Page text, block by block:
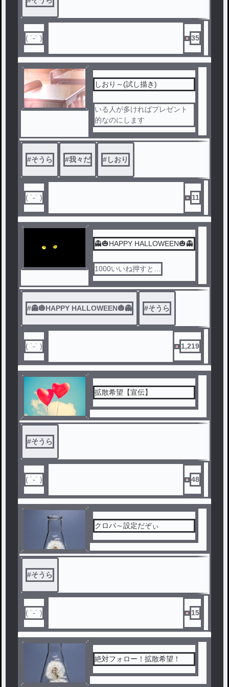
( ˙-˙ ) 35
しおり～(試し描き)
いる人が多ければプレゼント
的なのにします
#そうら #我々だ #しおり
( ˙-˙ ) 11
👻🎃HAPPY HALLOWEEN🎃👻
1000いいね押すと…
#👻🎃HAPPY HALLOWEEN🎃👻 #そうら
( ˙-˙ ) 1,219
拡散希望【宣伝】
#そうら
( ˙-˙ ) 48
クロバ～設定だぞぃ
#そうら
( ˙-˙ ) 15
絶対フォロー！拡散希望！